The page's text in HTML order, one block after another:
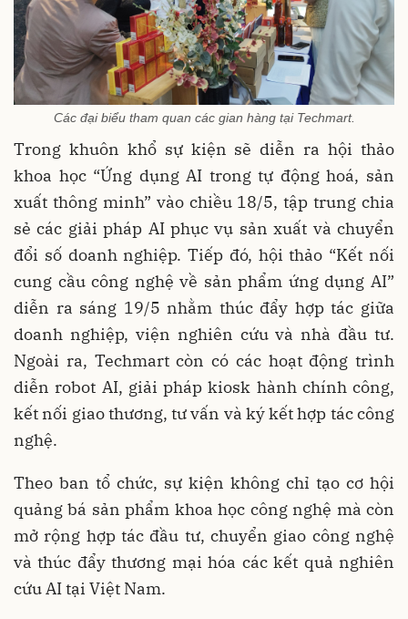
Các đại biểu tham quan các gian hàng tại Techmart.
Trong khuôn khổ sự kiện sẽ diễn ra hội thảo
khoa học “Ứng dụng AI trong tự động hoá, sản
xuất thông minh” vào chiều 18/5, tập trung chia
sẻ các giải pháp AI phục vụ sản xuất và chuyển
đổi số doanh nghiệp. Tiếp đó, hội thảo “Kết nối
cung cầu công nghệ về sản phẩm ứng dụng AI”
diễn ra sáng 19/5 nhằm thúc đẩy hợp tác giữa
doanh nghiệp, viện nghiên cứu và nhà đầu tư.
Ngoài ra, Techmart còn có các hoạt động trình
diễn robot AI, giải pháp kiosk hành chính công,
kết nối giao thương, tư vấn và ký kết hợp tác công
nghệ.
Theo ban tổ chức, sự kiện không chỉ tạo cơ hội
quảng bá sản phẩm khoa học công nghệ mà còn
mở rộng hợp tác đầu tư, chuyển giao công nghệ
và thúc đẩy thương mại hóa các kết quả nghiên
cứu AI tại Việt Nam.